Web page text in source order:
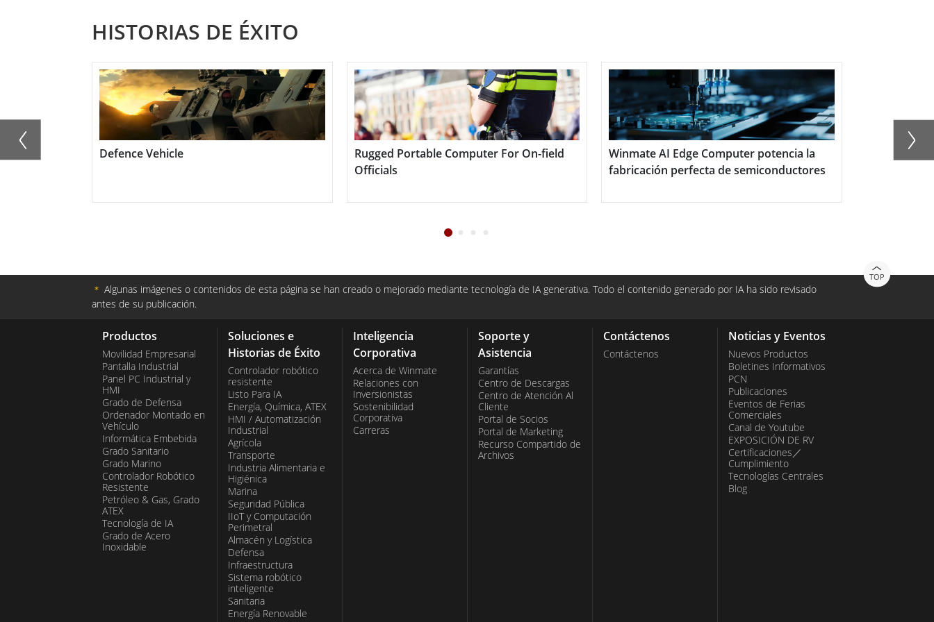
brindar durabilidad, capaces de soportar condiciones duras y al mismo tiempo mantener un
Las tabletas resistentes de grado ATEX de Winmate son indispensables para industrias que
operan en entornos peligrosos. Su diseño robusto, características de seguridad intrínsecas
y tecnología avanzada mejoran la seguridad, la productividad y la eficiencia operativa.
HISTORIAS DE ÉXITO
Defence Vehicle
Rugged Portable Computer For On-field
Officials
Winmate AI Edge Computer potencia la
fabricación perfecta de semiconductores
Industrial Field
TOP
＊ Algunas imágenes o contenidos de esta página se han creado o mejorado mediante tecnología de IA generativa. Todo el contenido generado por IA ha sido revisado
antes de su publicación.
Productos
Movilidad Empresarial
Pantalla Industrial
Panel PC Industrial y
HMI
Grado de Defensa
Ordenador Montado en
Vehículo
Informática Embebida
Grado Sanitario
Grado Marino
Controlador Robótico
Resistente
Petróleo & Gas, Grado
ATEX
Tecnología de IA
Grado de Acero
Inoxidable
Soluciones e
Historias de Éxito
Controlador robótico
resistente
Listo Para IA
Energía, Química, ATEX
HMI / Automatización
Industrial
Agrícola
Transporte
Industria Alimentaria e
Higiénica
Marina
Seguridad Pública
IIoT y Computación
Perimetral
Almacén y Logística
Defensa
Infraestructura
Sistema robótico
inteligente
Sanitaria
Energía Renovable
Inteligencia
Corporativa
Acerca de Winmate
Relaciones con
Inversionistas
Sostenibilidad
Corporativa
Carreras
Soporte y
Asistencia
Garantías
Centro de Descargas
Centro de Atención Al
Cliente
Portal de Socios
Portal de Marketing
Recurso Compartido de
Archivos
Contáctenos
Contáctenos
Noticias y Eventos
Nuevos Productos
Boletines Informativos
PCN
Publicaciones
Eventos de Ferias
Comerciales
Canal de Youtube
EXPOSICIÓN DE RV
Certificaciones／
Cumplimiento
Tecnologías Centrales
Blog